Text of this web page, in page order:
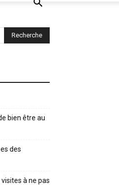
bien être au
des
à ne pas